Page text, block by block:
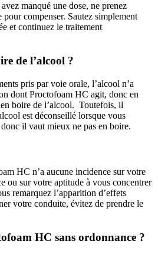
manqué une dose, ne prenez
pour compenser. Sautez simplement
et continuez le traitement
de l’alcool ?
pris par voie orale, l’alcool n’a
dont Proctofoam HC agit, donc en
boire de l’alcool. Toutefois, il
est déconseillé lorsque vous
il vaut mieux ne pas en boire.
HC n’a aucune incidence sur votre
ou sur votre aptitude à vous concentrer
remarquez l’apparition d’effets
votre conduite, évitez de prendre le
HC sans ordonnance ?